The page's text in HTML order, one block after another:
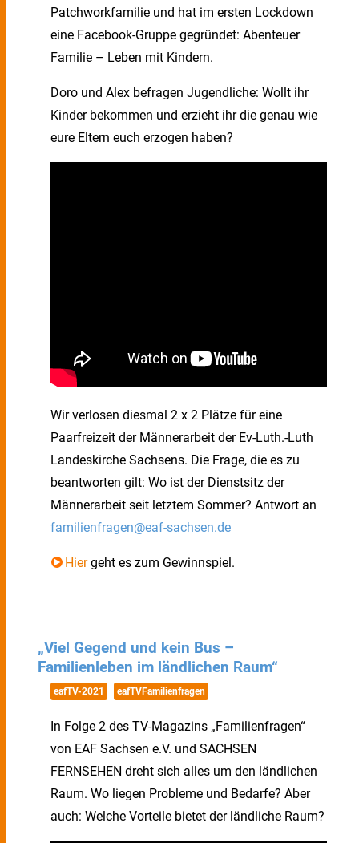
Patchworkfamilie und hat im ersten Lockdown
eine Facebook-Gruppe gegründet: Abenteuer
Familie – Leben mit Kindern.
Doro und Alex befragen Jugendliche: Wollt ihr
Kinder bekommen und erzieht ihr die genau wie
eure Eltern euch erzogen haben?
Wir verlosen diesmal 2 x 2 Plätze für eine
Paarfreizeit der Männerarbeit der Ev-Luth.-Luth
Landeskirche Sachsens. Die Frage, die es zu
beantworten gilt: Wo ist der Dienstsitz der
Männerarbeit seit letztem Sommer? Antwort an
familienfragen@eaf-sachsen.de
Hiergeht es zum Gewinnspiel.
„Viel Gegend und kein Bus –
Familienleben im ländlichen Raum“
eafTV-2021 eafTVFamilienfragen
In Folge 2 des TV-Magazins „Familienfragen“
von EAF Sachsen e.V. und SACHSEN
FERNSEHEN dreht sich alles um den ländlichen
Raum. Wo liegen Probleme und Bedarfe? Aber
auch: Welche Vorteile bietet der ländliche Raum?